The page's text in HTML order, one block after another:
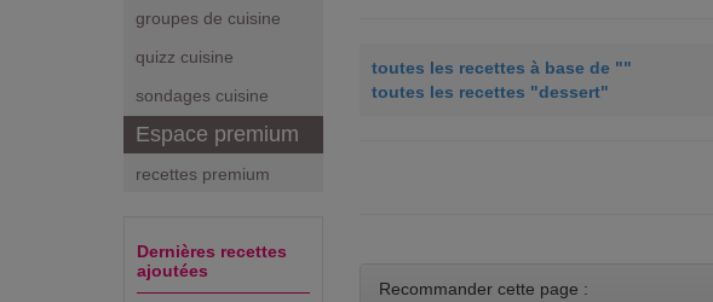
groupes de cuisine
quizz cuisine
sondages cuisine
Espace premium
recettes premium
Dernières recettes
ajoutées
toutes les recettes à base de ""
toutes les recettes "dessert"
Recommander cette page :